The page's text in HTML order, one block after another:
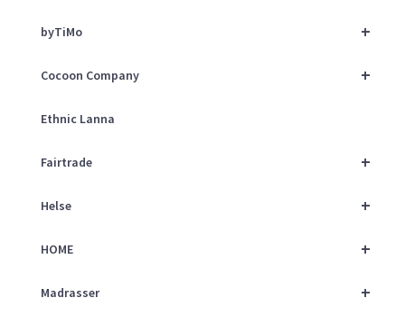
+
byTiMo
+
Cocoon Company
Ethnic Lanna
+
Fairtrade
+
Helse
+
HOME
+
Madrasser